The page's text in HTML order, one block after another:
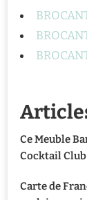
Ce Meuble
Cocktail
Carte de